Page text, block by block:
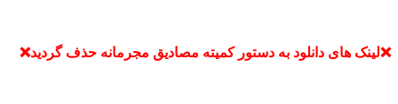
های دانلود به دستور کمیته مصادیق مجرمانه حذف گردید❌